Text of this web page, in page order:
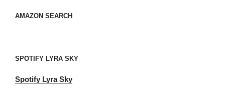
your
AMAZON SEARCH
SPOTIFY LYRA SKY
Spotify Lyra Sky